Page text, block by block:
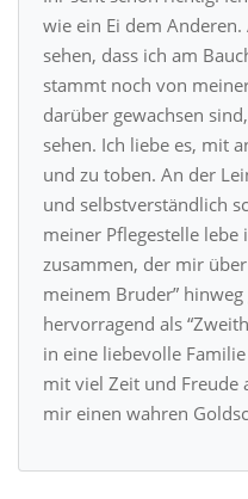
wie ein Ei dem
sehen, dass ich am
stammt noch von
darüber gewachsen
sehen. Ich liebe es, mit
und zu toben. An der
und selbstverständlich
meiner Pflegestelle lebe
zusammen, der mir
meinem Bruder”
hervorragend als
in eine liebevolle
mit viel Zeit und Freude
mir einen wahren